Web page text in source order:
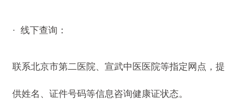
· 线下查询：
联系北京市第二医院、宣武中医医院等指定网点，提
供姓名、证件号码等信息咨询健康证状态。